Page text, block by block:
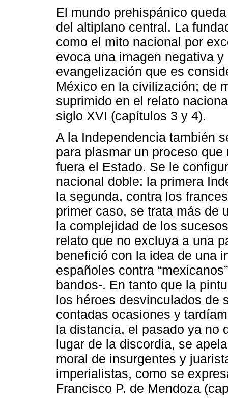
El mundo prehispánico
del altiplano central. La
como el mito nacional por
evoca una imagen negativa
evangelización que es
México en la civilización; de
suprimido en el relato
siglo XVI (capítulos 3 y 4).
A la Independencia también
para plasmar un proceso
fuera el Estado. Se le
nacional doble: la primera
la segunda, contra los
primer caso, se trata más de
la complejidad de los
relato que no excluya a una
benefició con la idea de una
españoles contra
bandos-. En tanto que la
los héroes desvinculados de
contadas ocasiones y
la distancia, el pasado ya no
lugar de la discordia, se
moral de insurgentes y
imperialistas, como se
Francisco P. de Mendoza